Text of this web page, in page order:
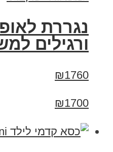
נגררת
ורגילים
₪1760
₪1700